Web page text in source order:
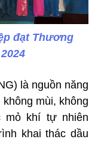
đạt Thương
là nguồn năng
mùi, không
mỏ khí tự nhiên
khai thác dầu